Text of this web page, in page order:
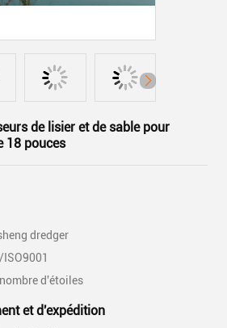
de lisier et de sable pour
18 pouces
dredger
d'étoiles
et d'expédition